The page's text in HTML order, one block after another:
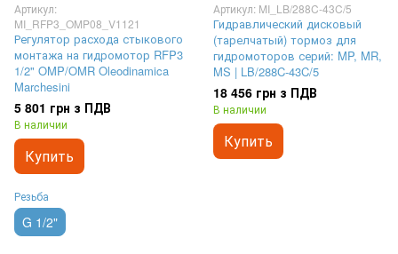
Артикул:
MI_RFP3_OMP08_V1121
Регулятор расхода стыкового
монтажа на гидромотор RFP3
1/2" OMP/OMR Oleodinamica
Marchesini
5 801 грн з ПДВ
В наличии
Купить
Резьба
G 1/2"
Артикул: MI_LB/288C-43C/5
Гидравлический дисковый
(тарелчатый) тормоз для
гидромоторов серий: MP, MR,
MS | LB/288C-43C/5
18 456 грн з ПДВ
В наличии
Купить